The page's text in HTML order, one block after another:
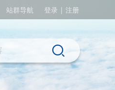
站群导航 登录 | 注册